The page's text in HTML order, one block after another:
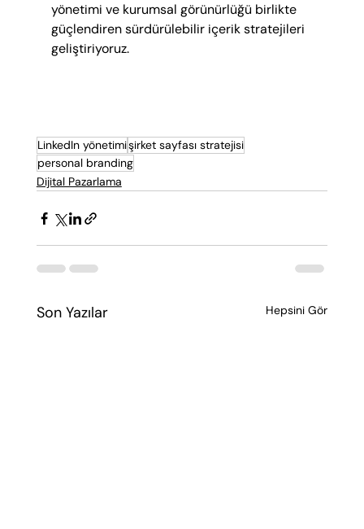
yönetimi ve kurumsal görünürlüğü birlikte
güçlendiren sürdürülebilir içerik stratejileri
geliştiriyoruz.
LinkedIn yönetimişirket sayfası stratejisi
personal branding
Dijital Pazarlama
Son Yazılar Hepsini Gör